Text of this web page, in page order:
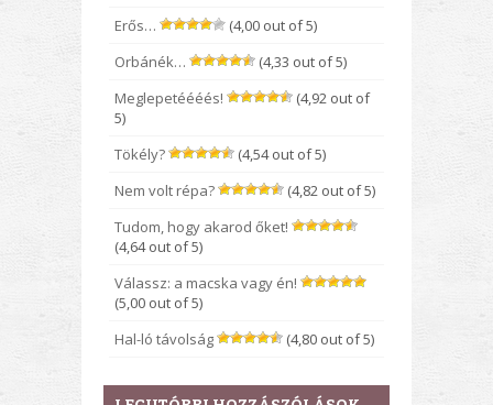
Erős…
(4,00 out of 5)
Orbánék…
(4,33 out of 5)
Meglepetéééés!
(4,92 out of
5)
Tökély?
(4,54 out of 5)
Nem volt répa?
(4,82 out of 5)
Tudom, hogy akarod őket!
(4,64 out of 5)
Válassz: a macska vagy én!
(5,00 out of 5)
Hal-ló távolság
(4,80 out of 5)